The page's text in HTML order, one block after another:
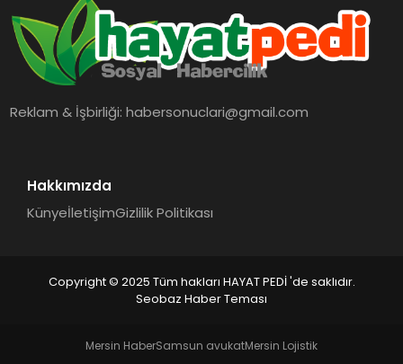
Reklam & İşbirliği:habersonuclari@gmail.com
Hakkımızda
KünyeİletişimGizlilik Politikası
Copyright © 2025 Tüm hakları HAYAT PEDİ 'de saklıdır.
Seobaz Haber Teması
Mersin HaberSamsun avukatMersin Lojistik